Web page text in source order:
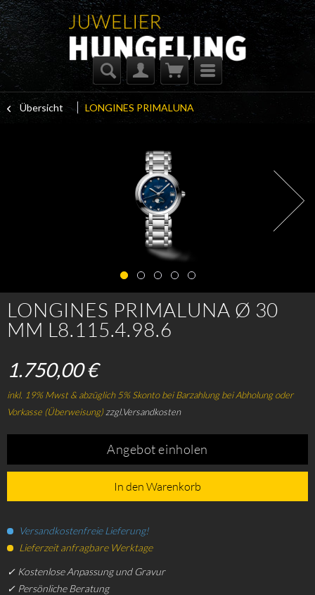
Übersicht LONGINES PRIMALUNA
LONGINES PRIMALUNA Ø 30
MM L8.115.4.98.6
1.750,00 €
inkl. 19% Mwst & abzüglich 5% Skonto bei Barzahlung bei Abholung oder
Vorkasse (Überweisung)zzgl.Versandkosten
Angebot einholen
In den Warenkorb
Versandkostenfreie Lieferung!
Lieferzeit anfragbare Werktage
✓ Kostenlose Anpassung und Gravur
✓ Persönliche Beratung